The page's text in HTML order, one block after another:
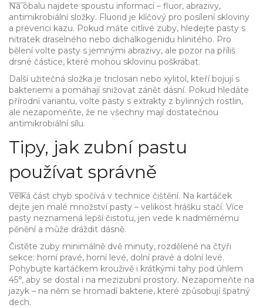
Na obalu najdete spoustu informací – fluor, abrazivy,
antimikrobiální složky. Fluorid je klíčový pro posílení skloviny
a prevenci kazu. Pokud máte citlivé zuby, hledejte pasty s
nitratek draselného nebo dichalkogenidu hlinitého. Pro
bělení volte pasty s jemnými abrazivy, ale pozor na příliš
drsné částice, které mohou sklovinu poškrábat.
Další užitečná složka je triclosan nebo xylitol, kteří bojují s
bakteriemi a pomáhají snižovat zánět dásní. Pokud hledáte
přírodní variantu, volte pasty s extrakty z bylinných rostlin,
ale nezapomeňte, že ne všechny mají dostatečnou
antimikrobiální sílu.
Tipy, jak zubní pastu
používat správně
Velká část chyb spočívá v technice čištění. Na kartáček
dejte jen malé množství pasty – velikost hrášku stačí. Více
pasty neznamená lepší čistotu, jen vede k nadměrnému
pěnění a může dráždit dásně.
Čistěte zuby minimálně dvě minuty, rozdělené na čtyři
sekce: horní pravé, horní levé, dolní pravé a dolní levé.
Pohybujte kartáčkem krouživě i krátkými tahy pod úhlem
45°, aby se dostal i na mezizubní prostory. Nezapomeňte na
jazyk – na něm se hromadí bakterie, které způsobují špatný
dech.